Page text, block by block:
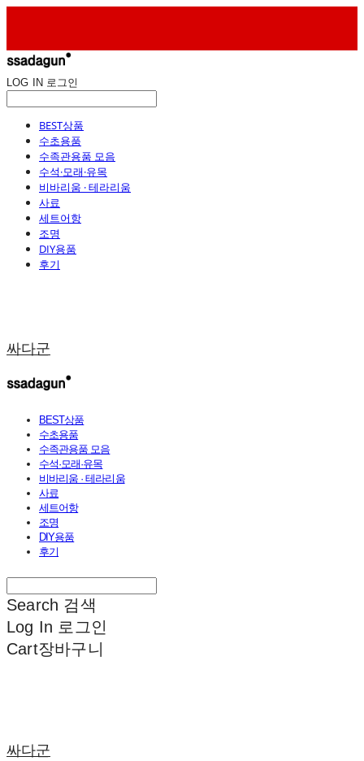
LOG IN 로그인
BEST상품
수초용품
수족관용품 모음
수석·모래·유목
비바리움 · 테라리움
사료
세트어항
조명
DIY용품
후기
싸다군
BEST상품
수초용품
수족관용품 모음
수석·모래·유목
비바리움 · 테라리움
사료
세트어항
조명
DIY용품
후기
Search 검색
Log In 로그인
Cart장바구니
싸다군